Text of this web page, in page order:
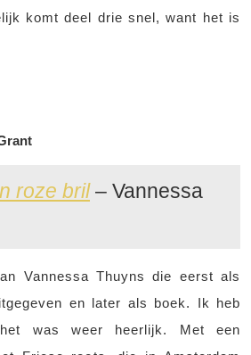
komt deel drie snel, want het is
roze bril– Vannessa
Vannessa Thuyns die eerst als
en later als boek. Ik heb
was weer heerlijk. Met een